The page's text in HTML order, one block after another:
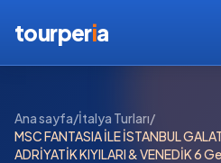
tourperia
Ana sayfa/İtalya Turları/
MSC FANTASIA İLE İSTANBUL
ADRİYATİK KIYILARI & VENEDİK 6